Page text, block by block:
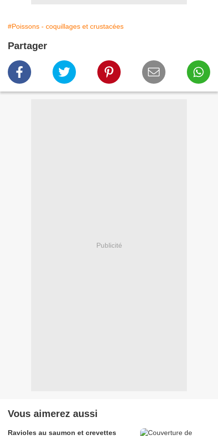
#Poissons - coquillages et crustacées
Partager
Publicité
Vous aimerez aussi
Ravioles au saumon et crevettes